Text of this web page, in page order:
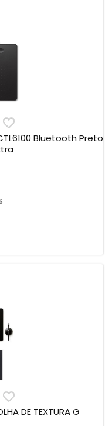
Bluetooth Preto
DE TEXTURA G